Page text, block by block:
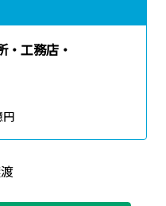
・工務店・
円